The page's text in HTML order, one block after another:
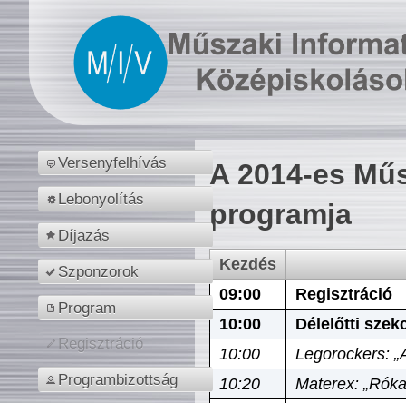
Versenyfelhívás
Lebonyolítás
Díjazás
Szponzorok
Program
Regisztráció
Programbizottság
A 2014-es
programja
Kezdés
09:00
Regisztráció
10:00
Délelőtti
10:00
Legorockers:
10:20
Materex: